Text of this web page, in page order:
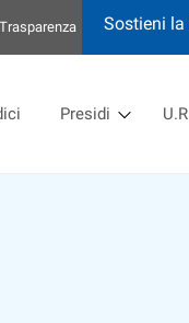
Trasparenza Sostieni la
Presidi